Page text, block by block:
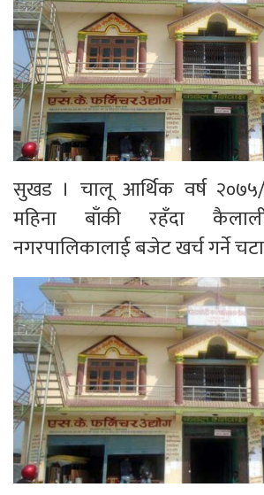
सुखड । चालू आर्थिक वर्ष
महिना बाँकी रहँदा
नगरपालिकालाई बजेट खर्च गर्ने